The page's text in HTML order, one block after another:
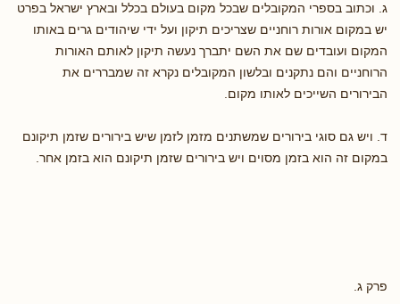
ג. וכתוב בספרי המקובלים שבכל מקום בעולם בכלל ובארץ ישראל בפרט
יש במקום אורות רוחניים שצריכים תיקון ועל ידי שיהודים גרים באותו
המקום ועובדים שם את השם יתברך נעשה תיקון לאותם האורות
הרוחניים והם נתקנים ובלשון המקובלים נקרא זה שמבררים את
הבירורים השייכים לאותו מקום.
ד. ויש גם סוגי בירורים שמשתנים מזמן לזמן שיש בירורים שזמן תיקונם
במקום זה הוא בזמן מסוים ויש בירורים שזמן תיקונם הוא בזמן אחר.
פרק ג.